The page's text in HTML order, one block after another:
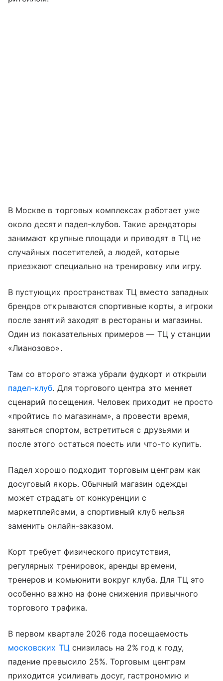
В Москве в торговых комплексах работает уже
около десяти падел-клубов. Такие арендаторы
занимают крупные площади и приводят в ТЦ не
случайных посетителей, а людей, которые
приезжают специально на тренировку или игру.
В пустующих пространствах ТЦ вместо западных
брендов открываются спортивные корты, а игроки
после занятий заходят в рестораны и магазины.
Один из показательных примеров — ТЦ у станции
«Лианозово».
Там со второго этажа убрали фудкорт и открыли
падел-клуб. Для торгового центра это меняет
сценарий посещения. Человек приходит не просто
«пройтись по магазинам», а провести время,
заняться спортом, встретиться с друзьями и
после этого остаться поесть или что-то купить.
Падел хорошо подходит торговым центрам как
досуговый якорь. Обычный магазин одежды
может страдать от конкуренции с
маркетплейсами, а спортивный клуб нельзя
заменить онлайн-заказом.
Корт требует физического присутствия,
регулярных тренировок, аренды времени,
тренеров и комьюнити вокруг клуба. Для ТЦ это
особенно важно на фоне снижения привычного
торгового трафика.
В первом квартале 2026 года посещаемость
московских ТЦ снизилась на 2% год к году,
падение превысило 25%. Торговым центрам
приходится усиливать досуг, гастрономию и